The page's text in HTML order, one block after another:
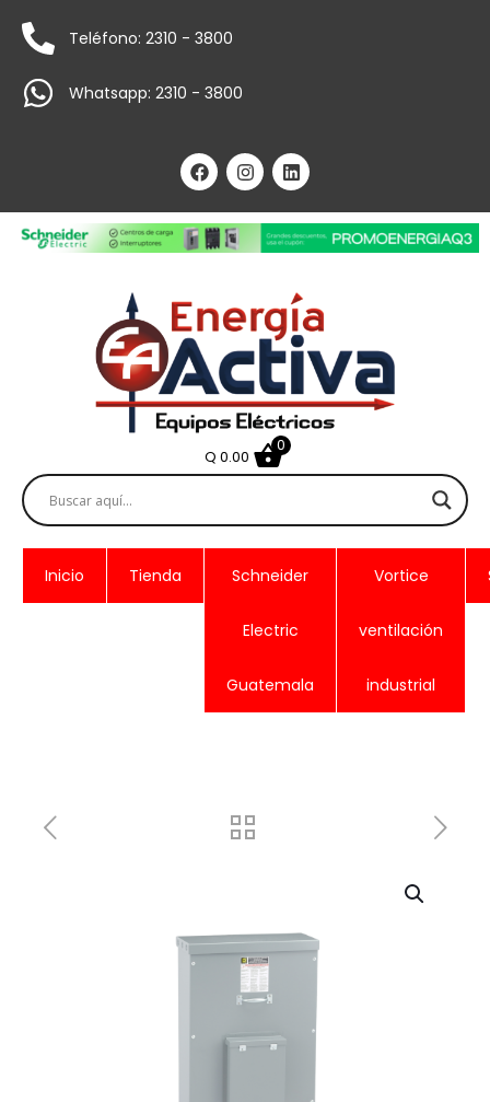
Teléfono: 2310 - 3800
Whatsapp: 2310 - 3800
Q 0.00
0
Inicio Tienda Schneider
Electric
Guatemala
Vortice
ventilación
industrial